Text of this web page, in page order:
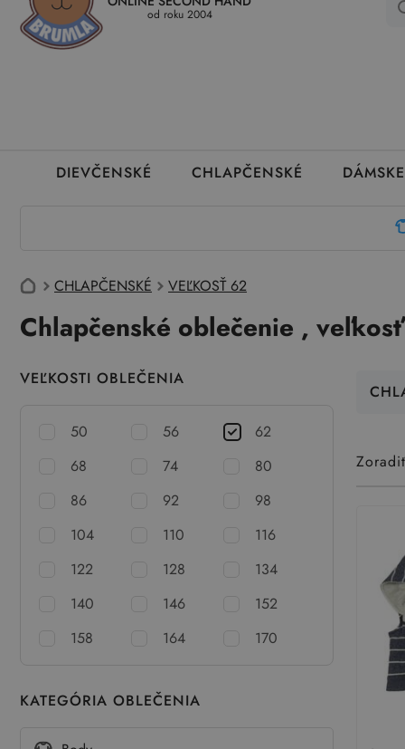
Kedy a ako dostanem tovar Ako môžem vrátiť oblečenie
od roku 2004
DIEVČENSKÉ CHLAPČENSKÉ DÁMSKE
CHLAPČENSKÉ VEĽKOSŤ 62
Chlapčenské oblečenie ,
VEĽKOSTI OBLEČENIA
50 56
62
68
74
80
86
92
98
104
110
116
122
128
134
140
146
152
158
164 170
KATEGÓRIA OBLEČENIA